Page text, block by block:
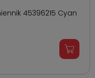
45396215 Cyan